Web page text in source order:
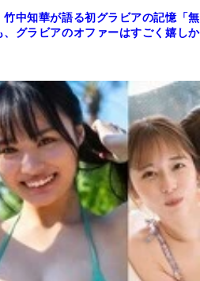
中知華が語る初グラビアの記憶「無
グラビアのオファーはすごく嬉しか